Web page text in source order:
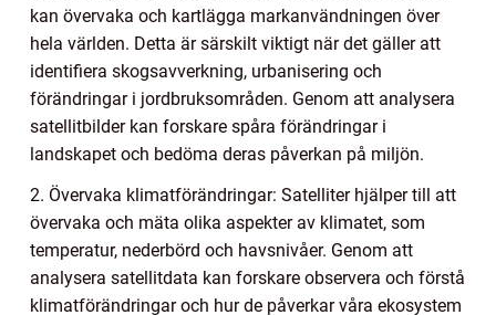
kan övervaka och kartlägga markanvändningen över
hela världen. Detta är särskilt viktigt när det gäller att
identifiera skogsavverkning, urbanisering och
förändringar i jordbruksområden. Genom att analysera
satellitbilder kan forskare spåra förändringar i
landskapet och bedöma deras påverkan på miljön.
2. Övervaka klimatförändringar: Satelliter hjälper till att
övervaka och mäta olika aspekter av klimatet, som
temperatur, nederbörd och havsnivåer. Genom att
analysera satellitdata kan forskare observera och förstå
klimatförändringar och hur de påverkar våra ekosystem